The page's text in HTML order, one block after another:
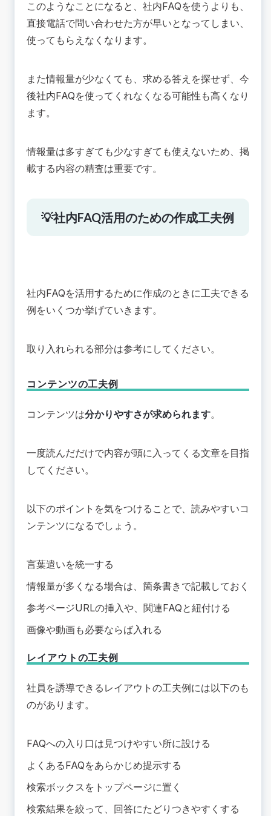
このようなことになると、社内FAQを使うよりも、
直接電話で問い合わせた方が早いとなってしまい、
使ってもらえなくなります。
また情報量が少なくても、求める答えを探せず、今
後社内FAQを使ってくれなくなる可能性も高くなり
ます。
情報量は多すぎても少なすぎても使えないため、掲
載する内容の精査は重要です。
💡社内FAQ活用のための作成工夫例
社内FAQを活用するために作成のときに工夫できる
例をいくつか挙げていきます。
取り入れられる部分は参考にしてください。
コンテンツの工夫例
コンテンツは分かりやすさが求められます。
一度読んだだけで内容が頭に入ってくる文章を目指
してください。
以下のポイントを気をつけることで、読みやすいコ
ンテンツになるでしょう。
言葉遣いを統一する
情報量が多くなる場合は、箇条書きで記載しておく
参考ページURLの挿入や、関連FAQと紐付ける
画像や動画も必要ならば入れる
レイアウトの工夫例
社員を誘導できるレイアウトの工夫例には以下のも
のがあります。
FAQへの入り口は見つけやすい所に設ける
よくあるFAQをあらかじめ提示する
検索ボックスをトップページに置く
検索結果を絞って、回答にたどりつきやすくする